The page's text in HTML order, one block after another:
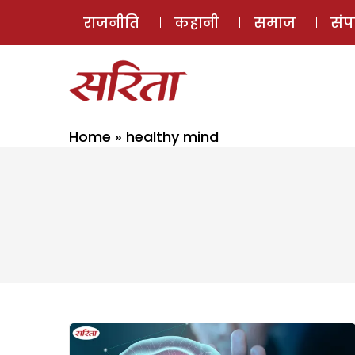
राजनीति कहानी समाज
Home » healthy mind